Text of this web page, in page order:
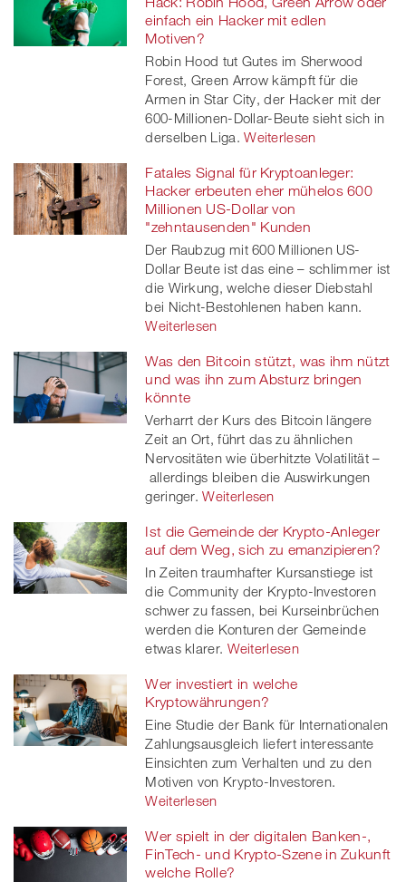
einfach ein Hacker mit edlen
Motiven?
Robin Hood tut Gutes im Sherwood
Forest, Green Arrow kämpft für die
Armen in Star City, der Hacker mit der
600-Millionen-Dollar-Beute sieht sich in
derselben Liga. Weiterlesen
Fatales Signal für Kryptoanleger:
Hacker erbeuten eher mühelos 600
Millionen US-Dollar von
"zehntausenden" Kunden
Der Raubzug mit 600 Millionen US-
Dollar Beute ist das eine – schlimmer ist
die Wirkung, welche dieser Diebstahl
bei Nicht-Bestohlenen haben kann.
Weiterlesen
Was den Bitcoin stützt, was ihm nützt
und was ihn zum Absturz bringen
könnte
Verharrt der Kurs des Bitcoin längere
Zeit an Ort, führt das zu ähnlichen
Nervositäten wie überhitzte Volatilität –
allerdings bleiben die Auswirkungen
geringer. Weiterlesen
Ist die Gemeinde der Krypto-Anleger
auf dem Weg, sich zu emanzipieren?
In Zeiten traumhafter Kursanstiege ist
die Community der Krypto-Investoren
schwer zu fassen, bei Kurseinbrüchen
werden die Konturen der Gemeinde
etwas klarer. Weiterlesen
Wer investiert in welche
Kryptowährungen?
Eine Studie der Bank für Internationalen
Zahlungsausgleich liefert interessante
Einsichten zum Verhalten und zu den
Motiven von Krypto-Investoren.
Weiterlesen
Wer spielt in der digitalen Banken-,
FinTech- und Krypto-Szene in Zukunft
welche Rolle?